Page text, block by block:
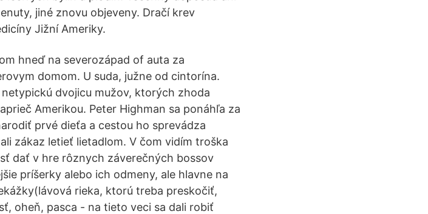
jiné znovu objeveny. Dračí krev
Jižní Ameriky.
hneď na severozápad of auta za
domom. U suda, južne od cintorína.
dvojicu mužov, ktorých zhoda
Amerikou. Peter Highman sa ponáhľa za
prvé dieťa a cestou ho sprevádza
zákaz letieť lietadlom. V čom vidím troška
dať v hre rôznych záverečných bossov
príšerky alebo ich odmeny, ale hlavne na
rieka, ktorú treba preskočiť,
oheň, pasca - na tieto veci sa dali robiť